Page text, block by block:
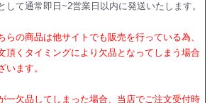
して通常即日~2営業日以内に発送いたします。
らの商品は他サイトでも販売を行っている為、
頂くタイミングにより欠品となってしまう場合
います。
一欠品してしまった場合、当店でご注文受付時